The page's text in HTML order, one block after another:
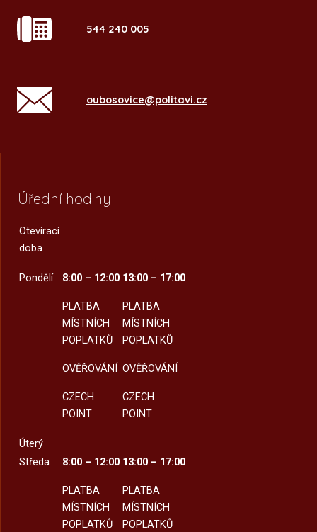
544 240 005
oubosovice@politavi.cz
Úřední hodiny
Otevírací
doba
Pondělí 8:00 – 12:00
PLATBA
MÍSTNÍCH
POPLATKŮ
OVĚŘOVÁNÍ
CZECH
POINT
13:00 – 17:00
PLATBA
MÍSTNÍCH
POPLATKŮ
OVĚŘOVÁNÍ
CZECH
POINT
Úterý
Středa
8:00 – 12:00
PLATBA
MÍSTNÍCH
POPLATKŮ
13:00 – 17:00
PLATBA
MÍSTNÍCH
POPLATKŮ